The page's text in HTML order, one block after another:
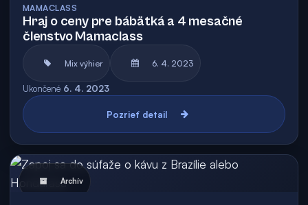
MAMACLASS
Hraj o ceny pre bábätká a 4 mesačné
členstvo Mamaclass
Mix výhier 6. 4. 2023
Ukončené 6. 4. 2023
Pozrieť detail
Archív